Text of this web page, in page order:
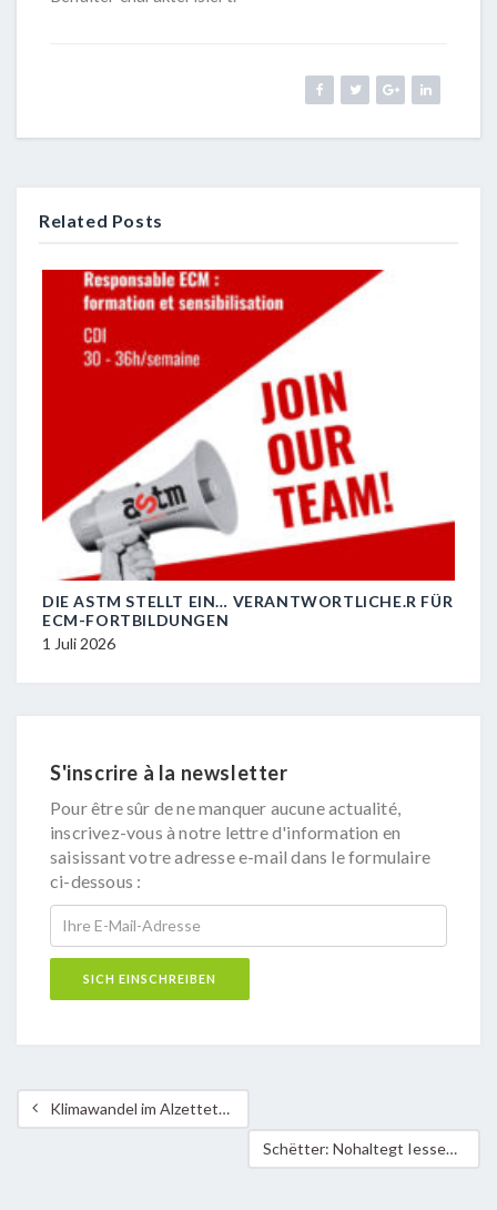
Related Posts
DIE ASTM STELLT EIN… VERANTWORTLICHE.R FÜR
ECM-FORTBILDUNGEN
1 Juli 2026
S'inscrire à la newsletter
Pour être sûr de ne manquer aucune actualité,
inscrivez-vous à notre lettre d'information en
saisissant votre adresse e-mail dans le formulaire
ci-dessous :
Klimawandel im Alzettetal ¼ – Filmabend „Wir retten die Welt“
Schëtter: Nohaltegt Iessen an der Maison Relais